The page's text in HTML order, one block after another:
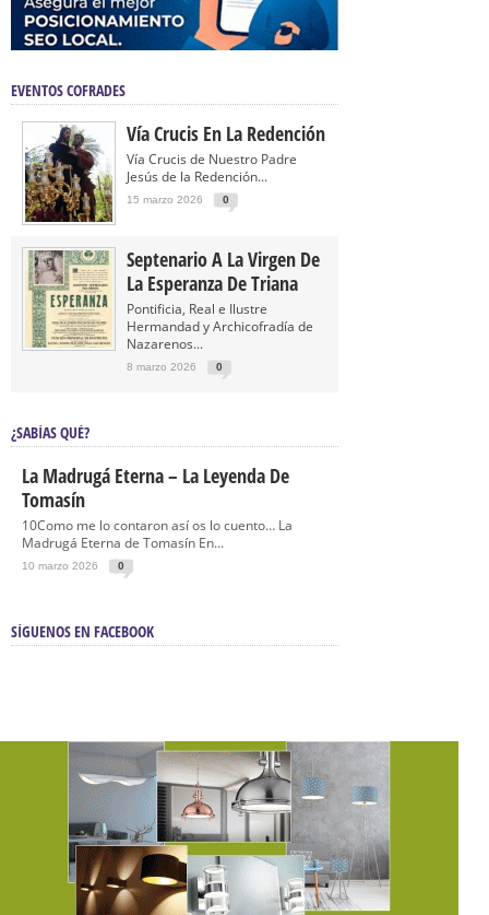
EVENTOS COFRADES
Vía Crucis En La Redención
Vía Crucis de Nuestro Padre
Jesús de la Redención...
15 marzo 2026 0
Septenario A La Virgen De
La Esperanza De Triana
Pontificia, Real e Ilustre
Hermandad y Archicofradía de
Nazarenos...
8 marzo 2026 0
¿SABÍAS QUÉ?
La Madrugá Eterna – La Leyenda De
Tomasín
10Como me lo contaron así os lo cuento… La
Madrugá Eterna de Tomasín En...
10 marzo 2026 0
SÍGUENOS EN FACEBOOK